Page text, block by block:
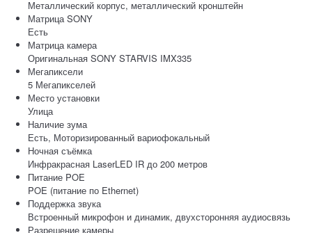
Металлический корпус, металлический кронштейн
Матрица SONY
Есть
Матрица камера
Оригинальная SONY STARVIS IMX335
Мегапиксели
5 Мегапикселей
Место установки
Улица
Наличие зума
Есть, Моторизированный вариофокальный
Ночная съёмка
Инфракрасная LaserLED IR до 200 метров
Питание POE
POE (питание по Ethernet)
Поддержка звука
Встроенный микрофон и динамик, двухсторонняя аудиосвязь
Разрешение камеры